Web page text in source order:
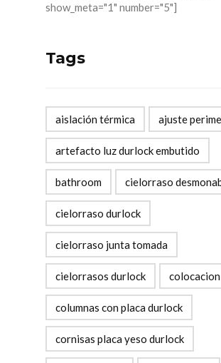
show_meta="1" number="5"]
Tags
aislación térmica ajuste
artefacto luz durlock embutido
bathroom cielorraso
cielorraso durlock
cielorraso junta tomada
cielorrasos durlock
columnas con placa durlock
cornisas placa yeso durlock